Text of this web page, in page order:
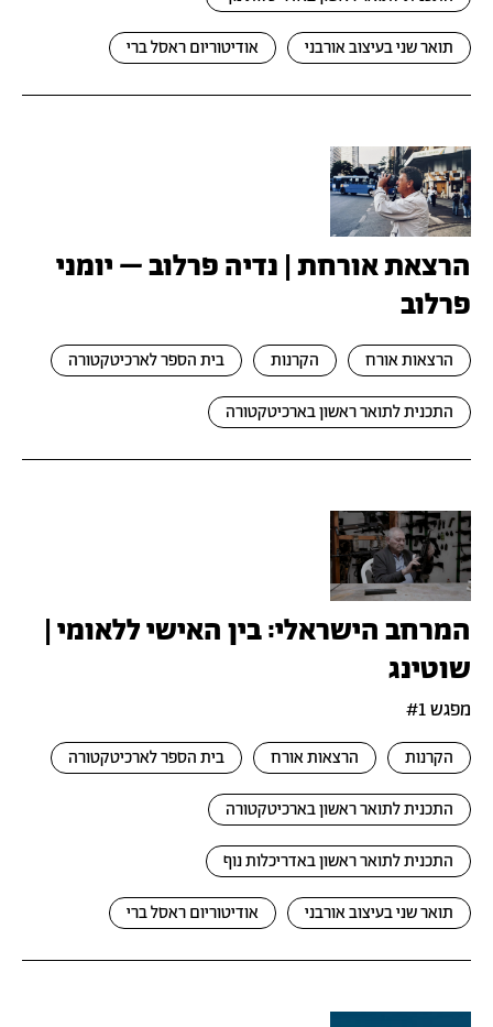
תואר שני בעיצוב אורבני אודיטוריום ראסל ברי
הרצאת אורחת | נדיה פרלוב – יומני
פרלוב
הרצאות אורח הקרנות בית הספר לארכיטקטורה
התכנית לתואר ראשון בארכיטקטורה
המרחב הישראלי: בין האישי ללאומי |
שוטינג
מפגש #1
הקרנות הרצאות אורח בית הספר לארכיטקטורה
התכנית לתואר ראשון בארכיטקטורה
התכנית לתואר ראשון באדריכלות נוף
תואר שני בעיצוב אורבני אודיטוריום ראסל ברי